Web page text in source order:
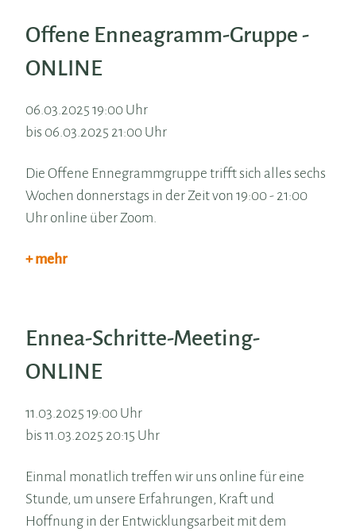
Offene Enneagramm-Gruppe -
ONLINE
06.03.2025 19:00 Uhr
bis 06.03.2025 21:00 Uhr
Die Offene Ennegrammgruppe trifft sich alles sechs
Wochen donnerstags in der Zeit von 19:00 - 21:00
Uhr online über Zoom.
+ mehr
Ennea-Schritte-Meeting-
ONLINE
11.03.2025 19:00 Uhr
bis 11.03.2025 20:15 Uhr
Einmal monatlich treffen wir uns online für eine
Stunde, um unsere Erfahrungen, Kraft und
Hoffnung in der Entwicklungsarbeit mit dem